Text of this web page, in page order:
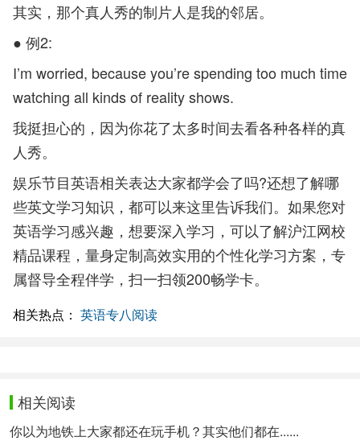
其实，那个真人秀的制片人是我的邻居。
● 例2:
I’m worried, because you’re spending too much time
watching all kinds of reality shows.
我挺担心的，因为你花了太多时间去看各种各样的真
人秀。
娱乐节目英语相关表达大家都学会了吗?还想了解哪
些英文学习知识，都可以来这里告诉我们。如果您对
英语学习感兴趣，想要深入学习，可以了解沪江网校
精品课程，量身定制高效实用的个性化学习方案，专
属督导全程伴学，扫一扫领200畅学卡。
相关热点： 英语专八阅读
相关阅读
你以为地铁上大家都还在玩手机？其实他们都在......